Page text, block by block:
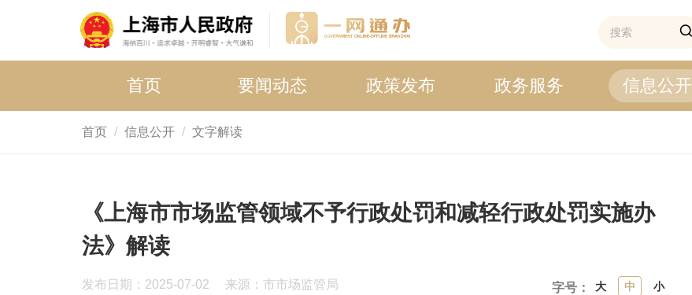
首页 要闻动态 政策发布 政务服务 信息公开
首页 信息公开 文字解读
《上海市市场监管领域不予行政处罚和减轻行政处罚实施办
法》解读
发布日期：2025-07-02 来源：市市场监管局 字号： 大 中 小